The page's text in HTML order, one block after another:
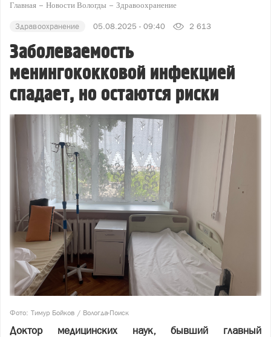
Главная Новости Вологды Здравоохранение
Здравоохранение 05.08.2025 - 09:40 2 613
Заболеваемость
менингококковой инфекцией
спадает, но остаются риски
Фото: Тимур Бойков / Вологда-Поиск
Доктор медицинских наук, бывший главный